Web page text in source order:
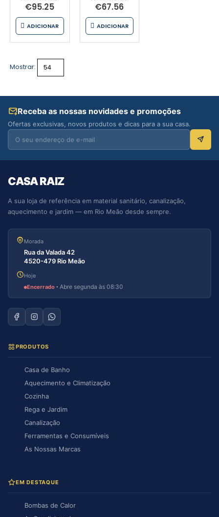
€95.25
ADICIONAR
€67.56
ADICIONAR
Mostrar:
Receba as nossas novidades e promoções
Ofertas exclusivas, novos produtos e dicas para a sua casa.
CASA RAIZ
A sua loja de referência em material sanitário, canalização,
aquecimento e jardim — em Rio Meão desde sempre.
Morada
Rua da Valada 42
4520-479 Rio Meão
Hoje
Encerrado · Abre segunda às 08:30
PRODUTOS
Casa de Banho
Aquecimento e Climatização
Cozinha
Rega e Jardim
Canalização
Ferramentas e Consumíveis
As Nossas Marcas
EM DESTAQUE
Bombas de Calor